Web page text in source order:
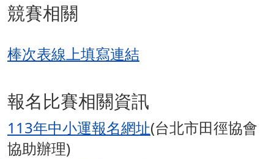
競賽相關
棒次表線上填寫連結
報名比賽相關資訊
113年中小運報名網址(台北市田徑協會
協助辦理)